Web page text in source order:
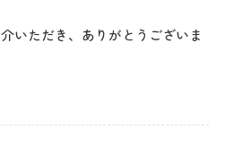
いただき、ありがとうございま